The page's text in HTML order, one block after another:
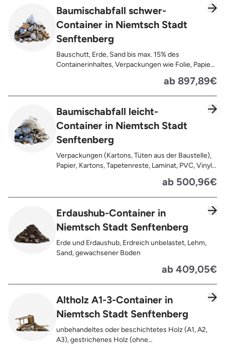
Baumischabfall schwer-
Container in Niemtsch Stadt
Senftenberg
Bauschutt, Erde, Sand bis max. 15% des
Containerinhaltes, Verpackungen wie Folie, Papier,
Kunststoffe, Gummi, Styropor, Holz (z.B.
Teppiche, Gardinen, Gipswände/
Trockenbauwände, Metalle, Bleche, Rohre, Kabel,
Türen für den Innenbereich, Restentleerte
Gebinde wie Dosen, Fässer, Eimer,
Sauerkrautplatten
ab 897,89€
Baumischabfall leicht-
Container in Niemtsch Stadt
Senftenberg
Verpackungen (Kartons, Tüten aus der Baustelle),
Papier, Kartons, Tapetenreste, Laminat, PVC, Vinyl,
Kunststoffe, Folien, Gummi, Styropor, Holz (z.B.
Spanplatten, Bauholz, Paletten), Textilien wie
Teppiche, Gardinen, Gipswände/
Türen für den Innenbereich, Restentleerte
Gebinde wie Dosen, Fässer, Eimer,
gesamten Containerinhalts
ab 500,96€
Erdaushub-Container in
Niemtsch Stadt Senftenberg
Erde und Erdaushub, Erdreich unbelastet, Lehm,
Sand, gewachsener Boden
ab 409,05€
Altholz A1-3-Container in
Niemtsch Stadt Senftenberg
unbehandeltes oder beschichtetes Holz (A1, A2,
A3), gestrichenes Holz (ohne